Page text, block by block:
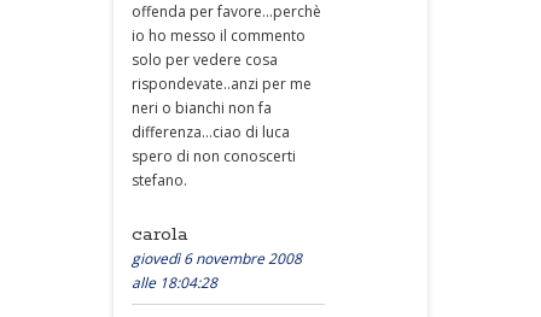
offenda per favore...perchè
io ho messo il commento
solo per vedere cosa
rispondevate..anzi per me
neri o bianchi non fa
differenza...ciao di luca
spero di non conoscerti
stefano.
carola
giovedì 6 novembre 2008
alle 18:04:28